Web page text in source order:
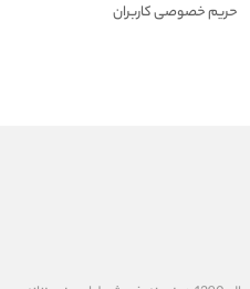
حریم خصوصی کاربران